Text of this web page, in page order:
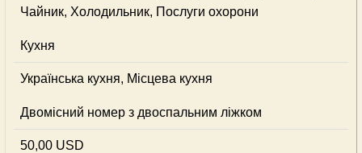
Чайник, Холодильник, Послуги охорони
Кухня
Українська кухня, Місцева кухня
Двомісний номер з двоспальним ліжком
50,00 USD